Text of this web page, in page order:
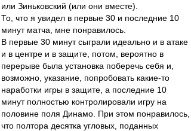
или Зиньковский (или они вместе).
То, что я увидел в первые 30 и последние 10
минут матча, мне понравилось.
В первые 30 минут сыграли идеально и в атаке
и в центре и в защите, потом, вероятно в
перерыве была установка поберечь себя и,
возможно, указание, попробовать какие-то
наработки игры в защите, а последние 10
минут полностью контролировали игру на
половине поля Динамо. При этом понравилось,
что полтора десятка угловых, поданных